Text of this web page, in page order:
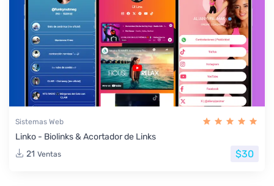
Sistemas Web
Linko - Biolinks & Acortador de Links
21 Ventas $30